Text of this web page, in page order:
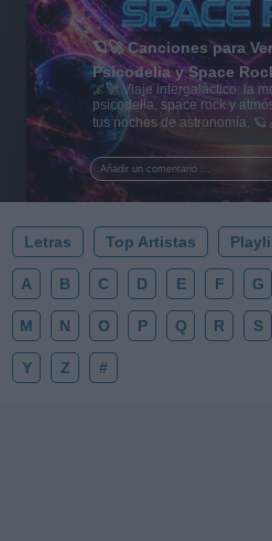
Añadir un comentario ...
🪐🚀 Canciones para
Psicodelia y Space
🌌🚀 Viaje intergaláctico: la
psicodelia, space rock y
tus noches de astronomía.
al firmamento y siente la
esta colección para tu
✨⭐
Letras Top Artistas
A B C D E F G
M N O P Q R S
Y Z #